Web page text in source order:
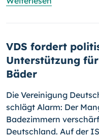
VDS fordert
Unterstützung
Bäder
Die Vereinigung
schlägt Alarm: Der
Badezimmern
Deutschland. Auf der